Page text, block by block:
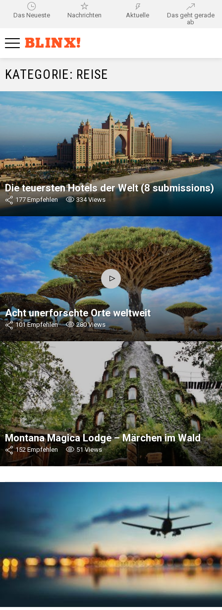
Das Neueste Nachrichten Aktuelle
Das geht gerade
ab
BLINX!
KATEGORIE: REISE
MOST
VIEWED
Die teuersten Hotels der Welt (8 submissions)
177Empfehlen 334Views
Acht unerforschte Orte weltweit
101Empfehlen 280Views
Montana Magica Lodge – Märchen im Wald
152Empfehlen 51Views